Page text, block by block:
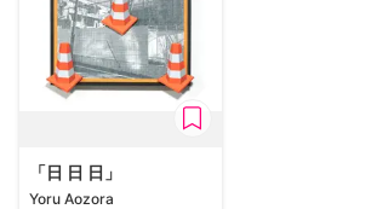
「日 日 日」
Yoru Aozora